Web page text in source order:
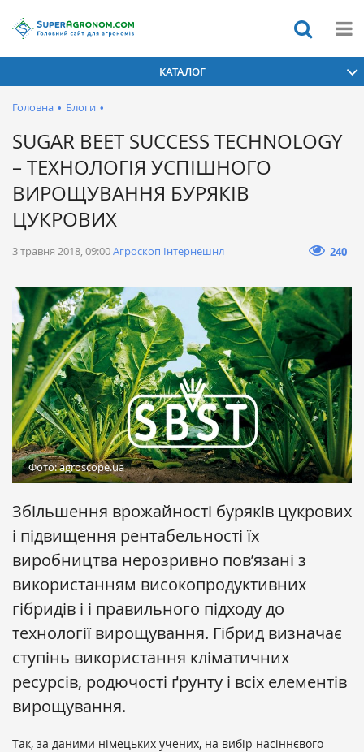
КАТАЛОГ
Головна • Блоги •
SUGAR BEET SUCCESS TECHNOLOGY
– ТЕХНОЛОГІЯ УСПІШНОГО
ВИРОЩУВАННЯ БУРЯКІВ
ЦУКРОВИХ
3 травня 2018, 09:00Агроскоп Інтернешнл 240
Фото: agroscope.ua
Збільшення врожайності буряків цукрових
і підвищення рентабельності їх
виробництва нерозривно пов’язані з
використанням високопродуктивних
гібридів і і правильного підходу до
технології вирощування. Гібрид визначає
ступінь використання кліматичних
ресурсів, родючості ґрунту і всіх елементів
вирощування.
Так, за даними німецьких учених, на вибір насіннєвого